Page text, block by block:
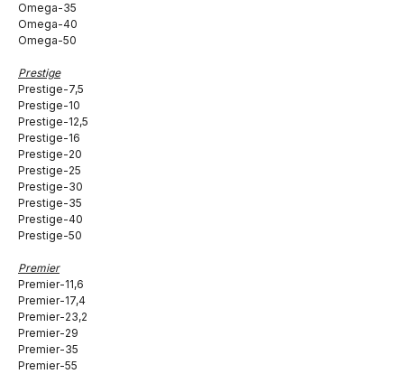
Omega-35
Omega-40
Omega-50
Prestige
Prestige-7,5
Prestige-10
Prestige-12,5
Prestige-16
Prestige-20
Prestige-25
Prestige-30
Prestige-35
Prestige-40
Prestige-50
Premier
Premier-11,6
Premier-17,4
Premier-23,2
Premier-29
Premier-35
Premier-55